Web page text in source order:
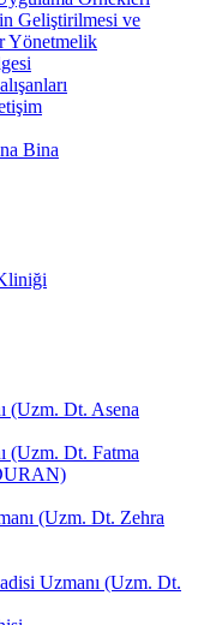
Geliştirilmesi ve
Yönetmelik
Bina
(Uzm. Dt. Asena
(Uzm. Dt. Fatma
(Uzm. Dt. Zehra
Uzmanı (Uzm. Dt.